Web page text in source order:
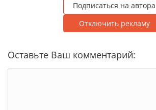
Подписаться на автора
Отключить рекламу
Оставьте Ваш комментарий: